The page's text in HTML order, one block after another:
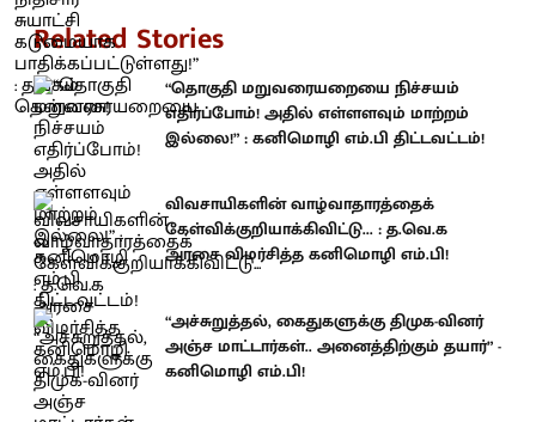
Related Stories
“தொகுதி மறுவரையறையை நிச்சயம்
எதிர்ப்போம்! அதில் எள்ளளவும் மாற்றம்
இல்லை!” : கனிமொழி எம்.பி திட்டவட்டம்!
விவசாயிகளின் வாழ்வாதாரத்தைக்
கேள்விக்குறியாக்கிவிட்டு... : த.வெ.க
அரசை விமர்சித்த கனிமொழி எம்.பி!
“அச்சுறுத்தல், கைதுகளுக்கு திமுக-வினர்
அஞ்ச மாட்டார்கள்.. அனைத்திற்கும் தயார்” -
கனிமொழி எம்.பி!